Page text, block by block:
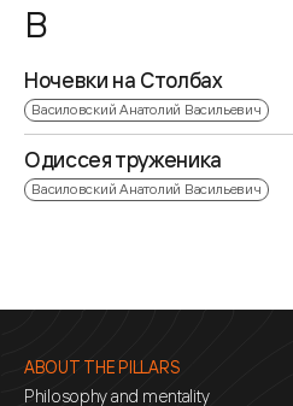
В
Ночевки на Столбах
Василовский Анатолий Васильевич
Одиссея труженика
Василовский Анатолий Васильевич
ABOUT THE PILLARS
Philosophy and mentality